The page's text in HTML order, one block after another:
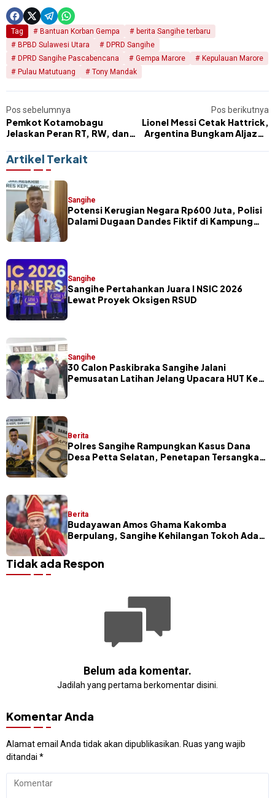
Tag Bantuan Korban Gempa
berita Sangihe terbaru
BPBD Sulawesi Utara
DPRD Sangihe
DPRD Sangihe Pascabencana
Gempa Marore
Kepulauan Marore
Pulau Matutuang
Tony Mandak
Pos sebelumnya
Pemkot Kotamobagu
Jelaskan Peran RT, RW, dan
Sensus Ekonomi 2026
Pos berikutnya
Lionel Messi Cetak Hattrick,
Argentina Bungkam Aljazair
Artikel Terkait
Sangihe
Potensi Kerugian Negara Rp600 Juta, Polisi
Dalami Dugaan Dandes Fiktif di Kampung
Sangihe
Sangihe Pertahankan Juara I NSIC 2026
Lewat Proyek Oksigen RSUD
Sangihe
30 Calon Paskibraka Sangihe Jalani
Pemusatan Latihan Jelang Upacara HUT Ke-
Berita
Polres Sangihe Rampungkan Kasus Dana
Desa Petta Selatan, Penetapan Tersangka
Berita
Budayawan Amos Ghama Kakomba
Berpulang, Sangihe Kehilangan Tokoh Adat
Tidak ada Respon
Belum ada komentar.
Jadilah yang pertama berkomentar disini.
Komentar Anda
Alamat email Anda tidak akan dipublikasikan. Ruas yang wajib
ditandai *